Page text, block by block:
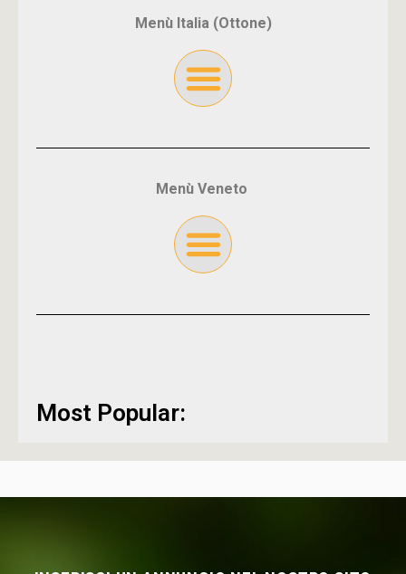
Menù Italia (Ottone)
Menù Veneto
Most Popular: